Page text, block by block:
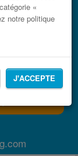
«
notre politique
J'ACCEPTE